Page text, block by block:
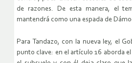
de razones. De esta manera, el
mantendrá como una espada de
Para Tandazo, con la nueva ley, el
punto clave: en el artículo 16 aborda